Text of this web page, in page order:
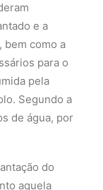
e a
bem como a
para o
pela
Segundo a
de água, por
do
aquela